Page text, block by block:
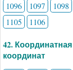
1096 1097 1098
1105
1106
42.
координат